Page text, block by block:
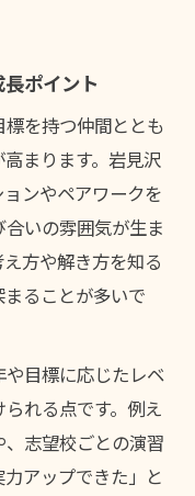
ポイント
を持つ仲間ととも
まります。岩見沢
ンやペアワークを
いの雰囲気が生ま
方や解き方を知る
ることが多いで
目標に応じたレベ
れる点です。例え
志望校ごとの演習
アップできた」と